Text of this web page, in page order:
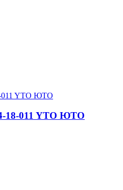
18-011 YTO ЮТО